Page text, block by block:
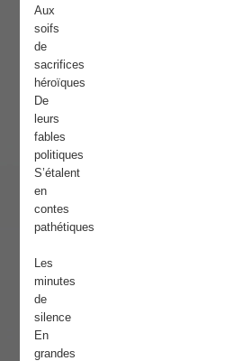
Aux
soifs
de
sacrifices
héroïques
De
leurs
fables
politiques
S’étalent
en
contes
pathétiques
Les
minutes
de
silence
En
grandes